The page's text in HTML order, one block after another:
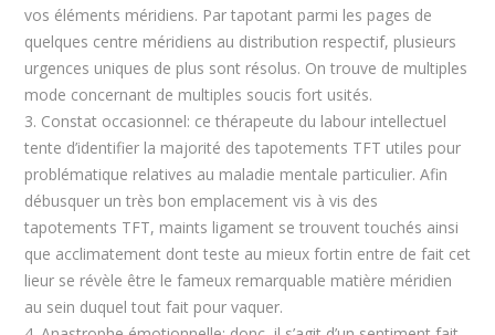
vos éléments méridiens. Par tapotant parmi les pages de
quelques centre méridiens au distribution respectif, plusieurs
urgences uniques de plus sont résolus. On trouve de multiples
mode concernant de multiples soucis fort usités.
3. Constat occasionnel: ce thérapeute du labour intellectuel
tente d’identifier la majorité des tapotements TFT utiles pour
problématique relatives au maladie mentale particulier. Afin
débusquer un très bon emplacement vis à vis des
tapotements TFT, maints ligament se trouvent touchés ainsi
que acclimatement dont teste au mieux fortin entre de fait cet
lieur se révèle être le fameux remarquable matière méridien
au sein duquel tout fait pour vaquer.